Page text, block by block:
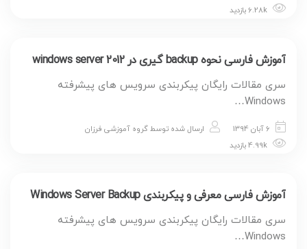
آموزش فارسی نحوه backup گیری در windows server 2012
سری مقالات رایگان پیکربندی سرویس های پیشرفته
Windows…
6 آبان 1394 ارسال شده توسطگروه آموزشی فرزان
آموزش فارسی معرفی و پیکربندی Windows Server Backup
سری مقالات رایگان پیکربندی سرویس های پیشرفته
Windows…